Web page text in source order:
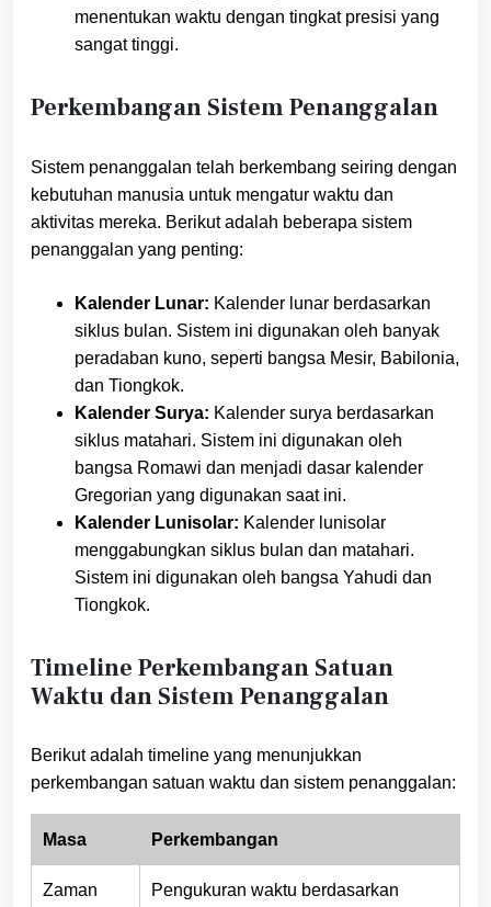
menentukan waktu dengan tingkat presisi yang
sangat tinggi.
Perkembangan Sistem Penanggalan
Sistem penanggalan telah berkembang seiring dengan
kebutuhan manusia untuk mengatur waktu dan
aktivitas mereka. Berikut adalah beberapa sistem
penanggalan yang penting:
Kalender Lunar: Kalender lunar berdasarkan
siklus bulan. Sistem ini digunakan oleh banyak
peradaban kuno, seperti bangsa Mesir, Babilonia,
dan Tiongkok.
Kalender Surya: Kalender surya berdasarkan
siklus matahari. Sistem ini digunakan oleh
bangsa Romawi dan menjadi dasar kalender
Gregorian yang digunakan saat ini.
Kalender Lunisolar: Kalender lunisolar
menggabungkan siklus bulan dan matahari.
Sistem ini digunakan oleh bangsa Yahudi dan
Tiongkok.
Timeline Perkembangan Satuan
Waktu dan Sistem Penanggalan
Berikut adalah timeline yang menunjukkan
perkembangan satuan waktu dan sistem penanggalan:
Masa Perkembangan
Zaman
Pengukuran waktu berdasarkan